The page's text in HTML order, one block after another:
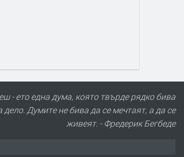
- ето една дума, която твърде рядко бива
Думите не бива да се мечтаят, а да се
живеят. - Фредерик Бегбеде